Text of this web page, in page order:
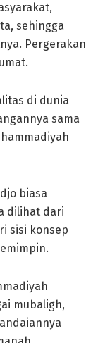
sehingga
Pergerakan
di dunia
sama
biasa
dilihat dari
sisi konsep
mubaligh,